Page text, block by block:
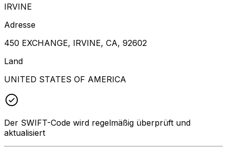
IRVINE
Adresse
450 EXCHANGE, IRVINE, CA, 92602
Land
UNITED STATES OF AMERICA
Der SWIFT-Code wird regelmäßig überprüft und
aktualisiert